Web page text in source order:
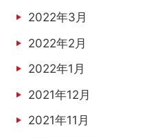
2022年3月
2022年2月
2022年1月
2021年12月
2021年11月